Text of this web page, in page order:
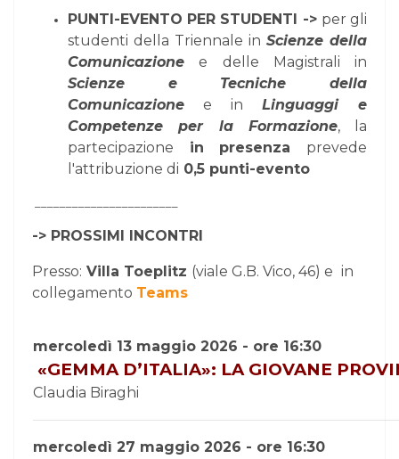
PUNTI-EVENTO PER STUDENTI -> per gli
studenti della Triennale in Scienze della
Comunicazione e delle Magistrali in
Scienze e Tecniche della
Comunicazione e in Linguaggi e
Competenze per la Formazione, la
partecipazione in presenza prevede
l'attribuzione di 0,5 punti-evento
-> PROSSIMI INCONTRI
Presso: Villa Toeplitz (viale G.B. Vico, 46) e in
collegamento Teams
mercoledì 13 maggio 2026 - ore 16:30
«GEMMAD’ITALIA»: LA GIOVANE
Claudia Biraghi
mercoledì 27 maggio 2026 - ore 16:30